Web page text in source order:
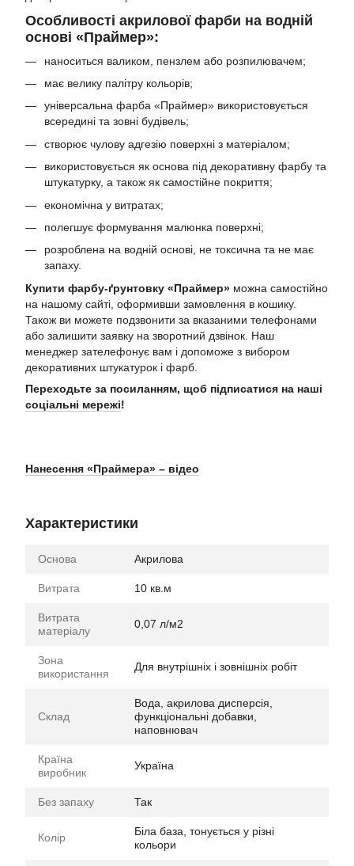
Особливості акрилової фарби на водній
основі «Праймер»:
наноситься валиком, пензлем або розпилювачем;
має велику палітру кольорів;
універсальна фарба «Праймер» використовується
всередині та зовні будівель;
створює чулову адгезію поверхні з матеріалом;
використовується як основа під декоративну фарбу та
штукатурку, а також як самостійне покриття;
економічна у витратах;
полегшує формування малюнка поверхні;
розроблена на водній основі, не токсична та не має
запаху.
Купити фарбу-ґрунтовку «Праймер» можна самостійно
на нашому сайті, оформивши замовлення в кошику.
Також ви можете подзвонити за вказаними телефонами
або залишити заявку на зворотний дзвінок. Наш
менеджер зателефонує вам і допоможе з вибором
декоративних штукатурок і фарб.
Переходьте за посиланням, щоб підписатися на наші
соціальні мережі!
Нанесення «Праймера» – відео
Характеристики
Основа Акрилова
Витрата 10 кв.м
Витрата
матеріалу
0,07 л/м2
Зона
використання
Для внутрішніх і зовнішніх робіт
Склад
Вода, акрилова дисперсія,
функціональні добавки,
наповнювач
Країна
виробник
Україна
Без запаху Так
Колір
Біла база, тонується у різні
кольори